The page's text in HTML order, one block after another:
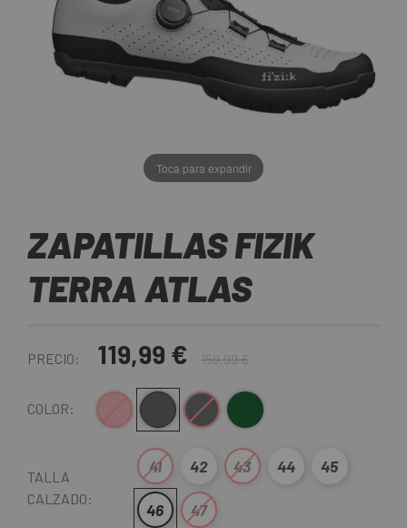
Toca para expandir
ZAPATILLAS FIZIK
TERRA ATLAS
PRECIO: 119,99 € 159,99 €
COLOR:Rosa-NegroGris-NegroNegroVerde-Negro
TALLA
CALZADO:
41 42 43 44 45
46 47